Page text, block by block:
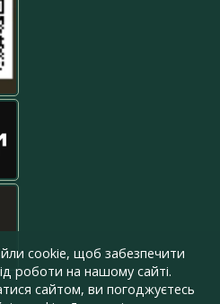
cookie, щоб забезпечити
роботи на нашому сайті.
сайтом, ви погоджуєтесь